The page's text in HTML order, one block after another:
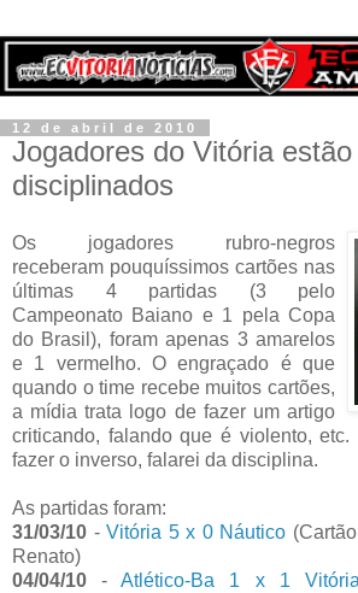
12 de abril de 2010
Jogadores do Vitória
disciplinados
Os jogadores rubro-negros
receberam pouquíssimos cartões nas
últimas 4 partidas (3 pelo
Campeonato Baiano e 1 pela Copa
do Brasil), foram apenas 3 amarelos
e 1 vermelho. O engraçado é que
quando o time recebe muitos cartões,
a mídia trata logo de fazer um artigo
criticando, falando que é violento,
fazer o inverso, falarei da disciplina.
As partidas foram:
31/03/10 - Vitória 5 x 0 Náutico
Renato)
04/04/10 -Atlético-Ba 1 x 1 Vitória